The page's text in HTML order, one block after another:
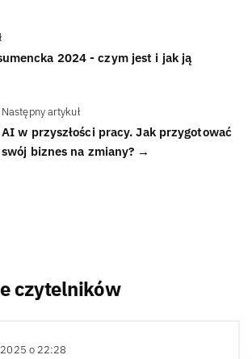
2024 - czym jest i jak ją
Następny artykuł
AI w przyszłości pracy. Jak przygotować
swój biznes na zmiany? →
czytelników
o 22:28